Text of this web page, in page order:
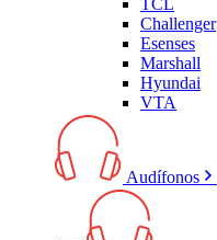
Challenger
Esenses
Marshall
Hyundai
VTA
Audífonos